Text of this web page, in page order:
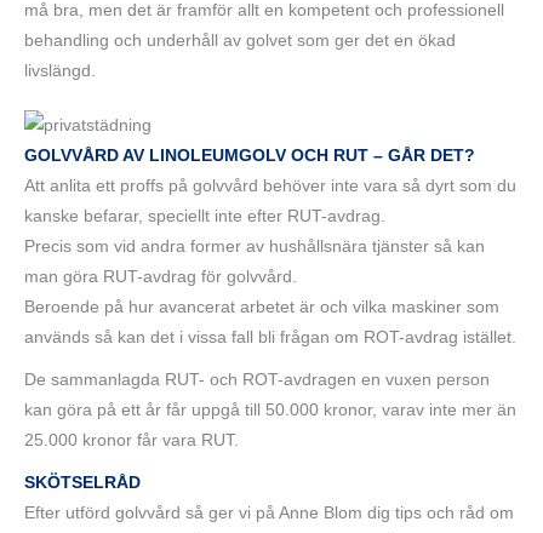
må bra, men det är framför allt en kompetent och professionell
behandling och underhåll av golvet som ger det en ökad
livslängd.
GOLVVÅRD AV LINOLEUMGOLV OCH RUT – GÅR DET?
Att anlita ett proffs på golvvård behöver inte vara så dyrt som du
kanske befarar, speciellt inte efter RUT-avdrag.
Precis som vid andra former av hushållsnära tjänster så kan
man göra RUT-avdrag för golvvård.
Beroende på hur avancerat arbetet är och vilka maskiner som
används så kan det i vissa fall bli frågan om ROT-avdrag istället.
De sammanlagda RUT- och ROT-avdragen en vuxen person
kan göra på ett år får uppgå till 50.000 kronor, varav inte mer än
25.000 kronor får vara RUT.
SKÖTSELRÅD
Efter utförd golvvård så ger vi på Anne Blom dig tips och råd om